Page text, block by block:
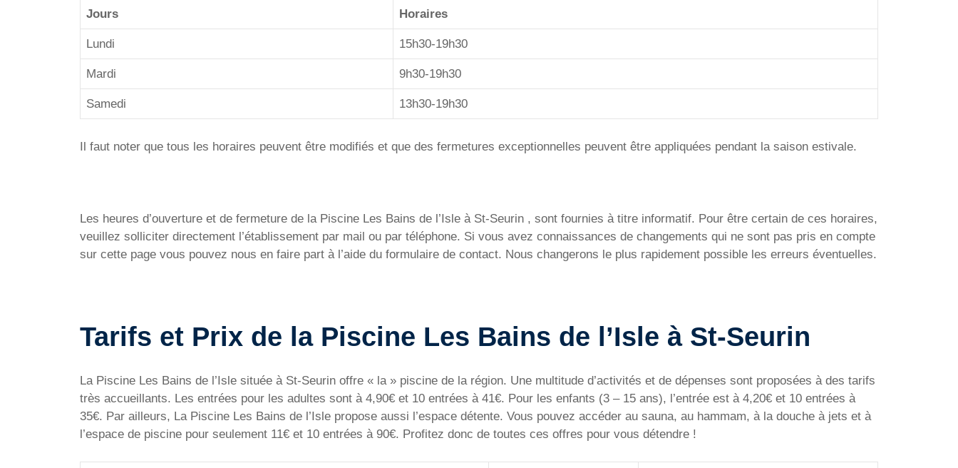
Jours Horaires
Lundi 15h30-19h30
Mardi 9h30-19h30
Samedi 13h30-19h30
Il faut noter que tous les horaires peuvent être modifiés et que des fermetures exceptionnelles peuvent être appliquées pendant la saison estivale.
Les heures d’ouverture et de fermeture de la Piscine Les Bains de l’Isle à St-Seurin , sont fournies à titre informatif. Pour être certain de ces horaires,
veuillez solliciter directement l’établissement par mail ou par téléphone. Si vous avez connaissances de changements qui ne sont pas pris en compte
sur cette page vous pouvez nous en faire part à l’aide du formulaire de contact. Nous changerons le plus rapidement possible les erreurs éventuelles.
Tarifs et Prix de la Piscine Les Bains de l’Isle à St-Seurin
La Piscine Les Bains de l’Isle située à St-Seurin offre « la » piscine de la région. Une multitude d’activités et de dépenses sont proposées à des tarifs
très accueillants. Les entrées pour les adultes sont à 4,90€ et 10 entrées à 41€. Pour les enfants (3 – 15 ans), l’entrée est à 4,20€ et 10 entrées à
35€. Par ailleurs, La Piscine Les Bains de l’Isle propose aussi l’espace détente. Vous pouvez accéder au sauna, au hammam, à la douche à jets et à
l’espace de piscine pour seulement 11€ et 10 entrées à 90€. Profitez donc de toutes ces offres pour vous détendre !